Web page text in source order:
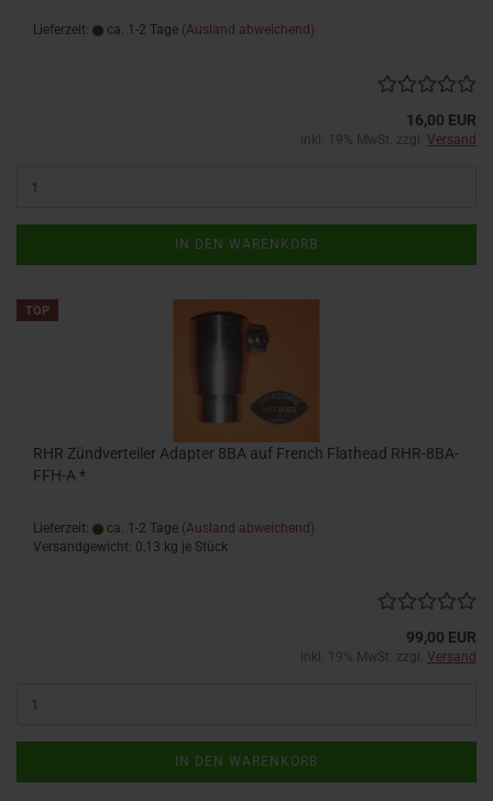
Lieferzeit: ca. 1-2 Tage (Ausland abweichend)
16,00 EUR
inkl. 19% MwSt. zzgl. Versand
IN DEN WARENKORB
TOP
RHR Zündverteiler Adapter 8BA auf French Flathead RHR-8BA-
FFH-A *
Lieferzeit: ca. 1-2 Tage (Ausland abweichend)
Versandgewicht: 0,13 kg je Stück
99,00 EUR
inkl. 19% MwSt. zzgl. Versand
IN DEN WARENKORB